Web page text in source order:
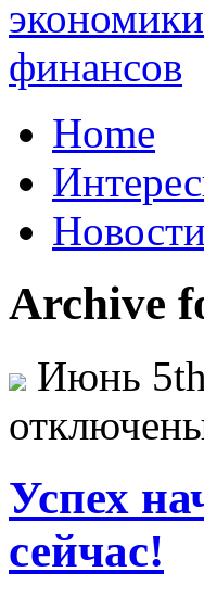
Home
Archive
Июнь
Успех
сейчас!